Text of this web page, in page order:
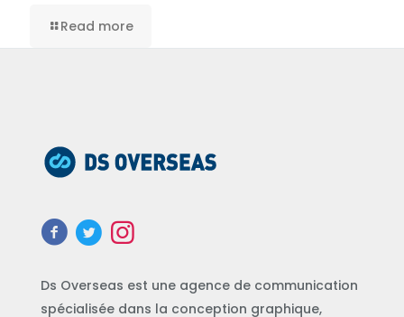
Read more
Ds Overseas est une agence de communication
spécialisée dans la conception graphique,